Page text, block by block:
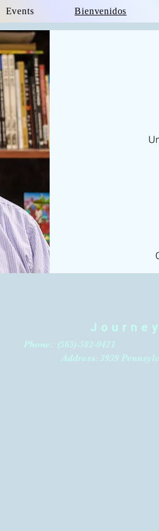
Events Bienvenidos
En
Phone: (563)-582-
​Address: 3939